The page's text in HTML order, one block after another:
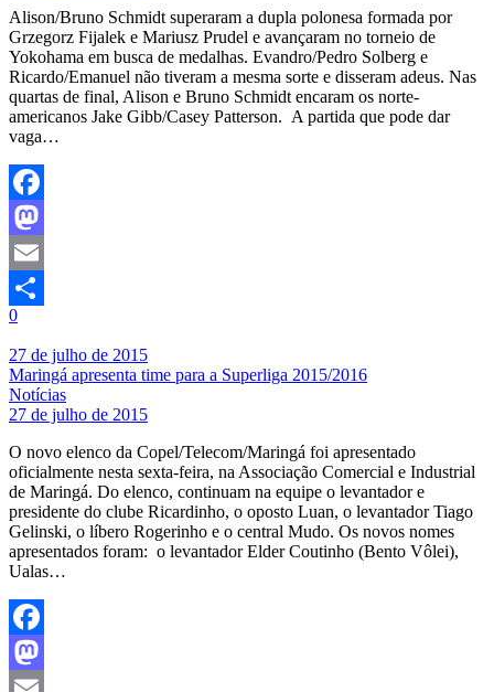
Alison/Bruno Schmidt superaram a dupla polonesa formada por
Grzegorz Fijalek e Mariusz Prudel e avançaram no torneio de
Yokohama em busca de medalhas. Evandro/Pedro Solberg e
Ricardo/Emanuel não tiveram a mesma sorte e disseram adeus. Nas
quartas de final, Alison e Bruno Schmidt encaram os norte-
americanos Jake Gibb/Casey Patterson. A partida que pode dar
vaga…
Facebook
Mastodon
Email
Share
0
27 de julho de 2015
Maringá apresenta time para a Superliga 2015/2016
Notícias
27 de julho de 2015
O novo elenco da Copel/Telecom/Maringá foi apresentado
oficialmente nesta sexta-feira, na Associação Comercial e Industrial
de Maringá. Do elenco, continuam na equipe o levantador e
presidente do clube Ricardinho, o oposto Luan, o levantador Tiago
Gelinski, o líbero Rogerinho e o central Mudo. Os novos nomes
apresentados foram: o levantador Elder Coutinho (Bento Vôlei),
Ualas…
Facebook
Mastodon